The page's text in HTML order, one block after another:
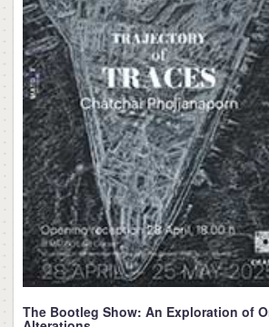
The Bootleg Show: An Exploration of